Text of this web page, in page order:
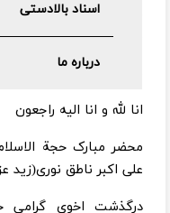
اسناد بالادستی
درباره ما
به گزارش مرکز
نظام، متن پیام به
بسم الله الرحمن الرحیم
انا لله و انا الیه راجعون
محضر مبارک حجة
علی اکبر ناطق نوری(زید
درگذشت اخوی گرامی